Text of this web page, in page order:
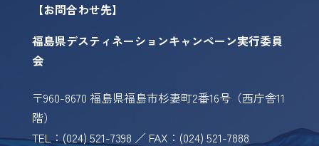
【お問合わせ先】
福島県デスティネーションキャンペーン実行委員
会
〒960-8670 福島県福島市杉妻町2番16号（西庁舎11
階）
TEL：(024) 521-7398 ／ FAX：(024) 521-7888